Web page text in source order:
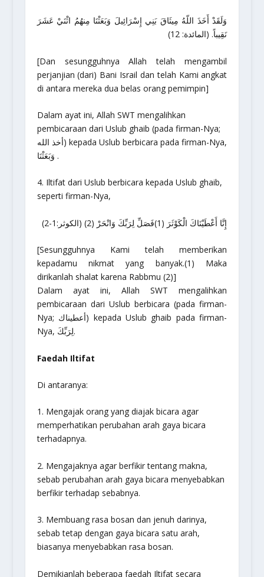
وَلَقَدْ أَخَذَ اللّهُ مِيثَاقَ بَنِي إِسْرَائِيلَ وَبَعَثْنَا مِنهُمُ اثْنَيْ عَشَرَ
نَقِيباً. (المائدة: 12)
[Dan sesungguhnya Allah telah mengambil
perjanjian (dari) Bani Israil dan telah Kami angkat
di antara mereka dua belas orang pemimpin]
Dalam ayat ini, Allah SWT mengalihkan
pembicaraan dari Uslub ghaib (pada firman-Nya;
أخذ الله) kepada Uslub berbicara pada firman-Nya,
وَبَعَثْنَا .
4. Iltifat dari Uslub berbicara kepada Uslub ghaib,
seperti firman-Nya,
إِنَّا أَعْطَيْنَاكَ الْكَوْثَرَ (1)فَصَلِّ لِرَبِّكَ وَانْحَرْ (2) (الكوثر:1-2)
[Sesungguhnya Kami telah memberikan
kepadamu nikmat yang banyak.(1) Maka
dirikanlah shalat karena Rabbmu (2)]
Dalam ayat ini, Allah SWT mengalihkan
pembicaraan dari Uslub berbicara (pada firman-
Nya; أعطيناك) kepada Uslub ghaib pada firman-
Nya, لِرَبِّكَ.
Faedah Iltifat
Di antaranya:
1. Mengajak orang yang diajak bicara agar
memperhatikan perubahan arah gaya bicara
terhadapnya.
2. Mengajaknya agar berfikir tentang makna,
sebab perubahan arah gaya bicara menyebabkan
berfikir terhadap sebabnya.
3. Membuang rasa bosan dan jenuh darinya,
sebab tetap dengan gaya bicara satu arah,
biasanya menyebabkan rasa bosan.
Demikianlah beberapa faedah Iltifatsecara